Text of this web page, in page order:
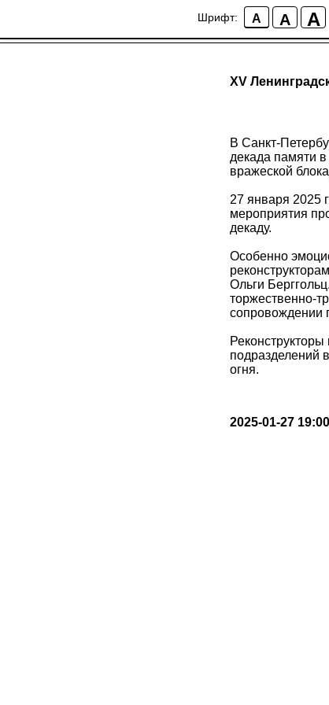
Шрифт: A A A
XV
В Санкт-
декада памяти
вражеской
27 января 2025
мероприятия
декаду.
Особенно
Ольги
торжественно-
сопровождении
подразделений
огня.
2025-01-27 19:00